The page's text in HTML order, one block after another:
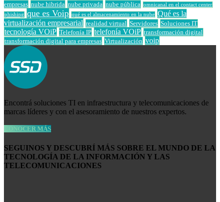
empresas nube hibrida nube privada nube pública omnicanal en el contact center
phishing
que es Voip qué es el almacenamiento en la nube Qué es la
virtualización empresarial realidad virtual Servidores Soluciones IT
tecnología VOiP Telefonía IP telefonía VOiP transformación digital
transformación digital para empresas Virtualización voip
Encontrá soluciones TI en infraestructura y telecomunicaciones de
marcas líderes y con el asesoramiento de nuestros expertos.
CONOCER MÁS
SEGUINOS Y DESCUBRÍ MÁS SOBRE EL MUNDO DE LA
TECNOLOGÍA DE LA INFORMACIÓN Y LAS
TELECOMUNICACIONES